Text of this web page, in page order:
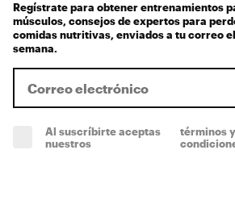
Regístrate para obtener entrenamientos
músculos, consejos de expertos para
comidas nutritivas, enviados a tu correo
semana.
Al suscríbirte aceptas
nuestros
términos y